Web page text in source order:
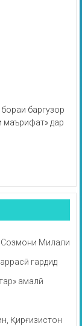
баргузор
маърифат» дар
Милали
гардид
амалӣ
Қирғизистон